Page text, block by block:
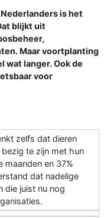
Nederlanders is het
blijkt uit
Maar voortplanting
wat langer. Ook de
voor
zelfs dat dieren
te zijn met hun
en 37%
dat nadelige
die juist nu nog